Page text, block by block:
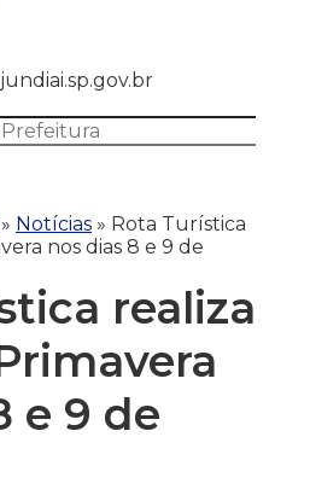
» Notícias » Rota Turística
nos dias 8 e 9 de
realiza
e 9 de